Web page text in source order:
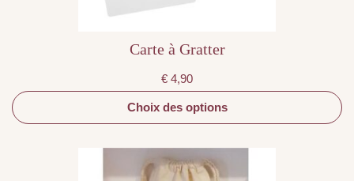
Carte à Gratter
€ 4,90
Choix des options
produit